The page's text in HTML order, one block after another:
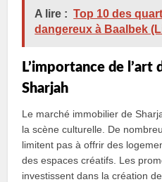
A lire : Top 10 des
dangereux à Baalbek
L’importance de l’art
Sharjah
Le marché immobilier de
la scène culturelle. De
limitent pas à offrir des
des espaces créatifs. Les
investissent dans la création